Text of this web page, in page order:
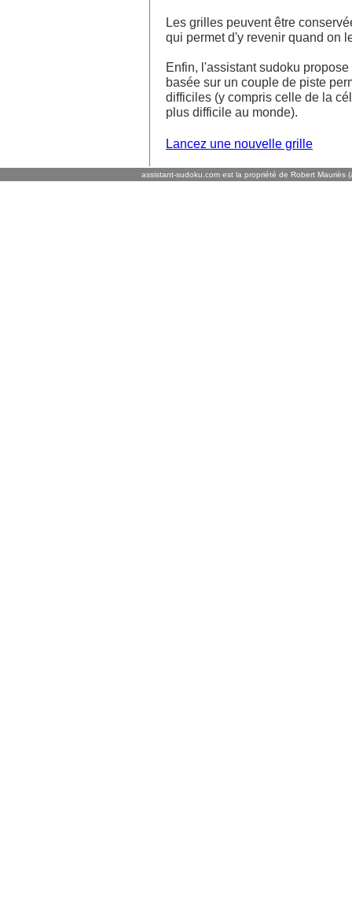
Les grilles peuvent être
qui permet d'y revenir quand on
Enfin, l'assistant sudoku
basée sur un couple de piste
difficiles (y compris celle de la
plus difficile au monde).
Lancez une nouvelle grille
assistant-sudoku.com est la propriété de Robert Mauriès